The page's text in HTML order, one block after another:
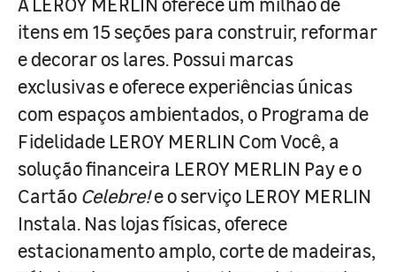
itens em 15 seções para construir, reformar
e decorar os lares. Possui marcas
exclusivas e oferece experiências únicas
com espaços ambientados, o Programa de
Fidelidade LEROY MERLIN Com Você, a
solução financeira LEROY MERLIN Pay e o
Cartão Celebre!e o serviço LEROY MERLIN
Instala. Nas lojas físicas, oferece
estacionamento amplo, corte de madeiras,